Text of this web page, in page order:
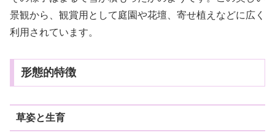
景観から、観賞用として庭園や花壇、寄せ植えなどに広く
利用されています。
形態的特徴
草姿と生育